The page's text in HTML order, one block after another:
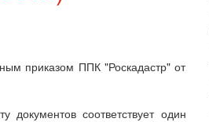
приказом ППК "Роскадастр" от
соответствует один